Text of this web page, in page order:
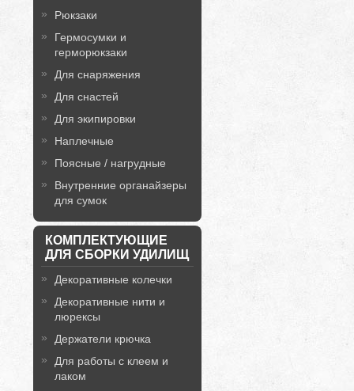
Рюкзаки
Гермосумки и
герморюкзаки
Для снаряжения
Для снастей
Для экипировки
Наплечные
Поясные / нагрудные
Внутренние органайзеры
для сумок
КОМПЛЕКТУЮЩИЕ
ДЛЯ СБОРКИ УДИЛИЩ
Декоративные колечки
Декоративные нити и
люрексы
Держатели крючка
Для работы с клеем и
лаком